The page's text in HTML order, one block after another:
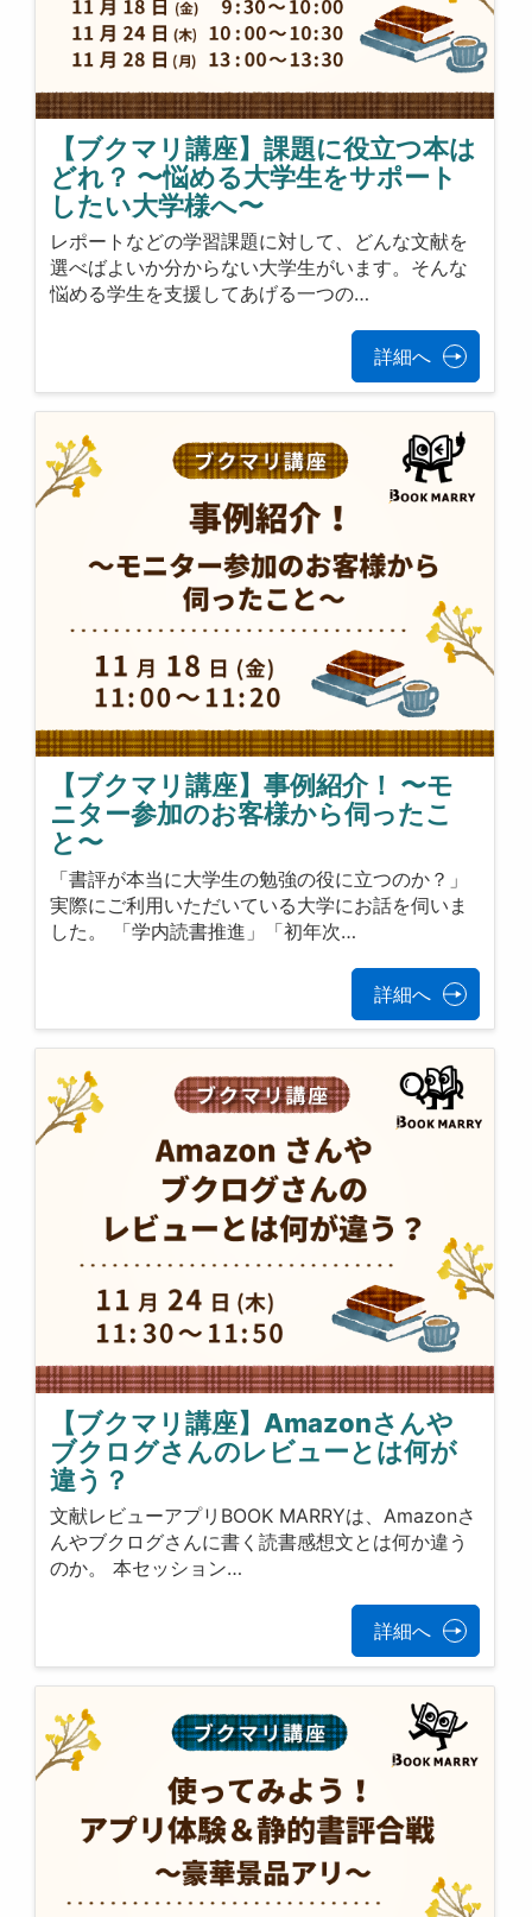
【ブクマリ講座】課題に役立つ本は
どれ？ 〜悩める大学生をサポート
したい大学様へ〜
レポートなどの学習課題に対して、どんな文献を
選べばよいか分からない大学生がいます。そんな
悩める学生を支援してあげる一つの…
詳細へ
【ブクマリ講座】事例紹介！ 〜モ
ニター参加のお客様から伺ったこ
と〜
「書評が本当に大学生の勉強の役に立つのか？」
実際にご利用いただいている大学にお話を伺いま
した。 「学内読書推進」「初年次…
詳細へ
【ブクマリ講座】Amazonさんや
ブクログさんのレビューとは何が
違う？
文献レビューアプリBOOK MARRYは、Amazonさ
んやブクログさんに書く読書感想文とは何か違う
のか。 本セッション…
詳細へ